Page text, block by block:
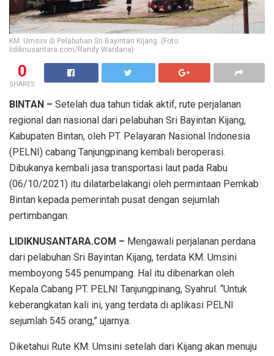
KM. Umsini di Pelabuhan Sri Bayintan Kijang. (Foto:
lidiknusantara.com/Randy Wardana)
0
SHARES
BINTAN – Setelah dua tahun tidak aktif, rute perjalanan
regional dan nasional dari pelabuhan Sri Bayintan Kijang,
Kabupaten Bintan, oleh PT. Pelayaran Nasional Indonesia
(PELNI) cabang Tanjungpinang kembali beroperasi.
Dibukanya kembali jasa transportasi laut pada Rabu
(06/10/2021) itu dilatarbelakangi oleh permintaan Pemkab
Bintan kepada pemerintah pusat dengan sejumlah
pertimbangan.
LIDIKNUSANTARA.COM – Mengawali perjalanan perdana
dari pelabuhan Sri Bayintan Kijang, terdata KM. Umsini
memboyong 545 penumpang. Hal itu dibenarkan oleh
Kepala Cabang PT. PELNI Tanjungpinang, Syahrul. “Untuk
keberangkatan kali ini, yang terdata di aplikasi PELNI
sejumlah 545 orang,” ujarnya.
Diketahui Rute KM. Umsini setelah dari Kijang akan menuju